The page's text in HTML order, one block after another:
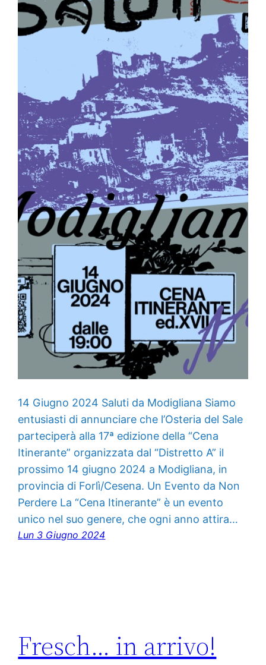
14 Giugno 2024 Saluti da Modigliana Siamo
entusiasti di annunciare che l’Osteria del Sale
parteciperà alla 17ª edizione della “Cena
Itinerante” organizzata dal “Distretto A” il
prossimo 14 giugno 2024 a Modigliana, in
provincia di Forlì/Cesena. Un Evento da Non
Perdere La “Cena Itinerante” è un evento
unico nel suo genere, che ogni anno attira…
Lun 3 Giugno 2024
Fresch… in arrivo!